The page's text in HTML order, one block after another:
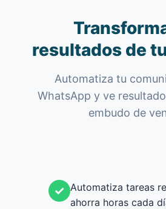
resultados de
Automatiza tu
WhatsApp y ve
embudo de
✓ Automatiza tareas
ahorra horas cada